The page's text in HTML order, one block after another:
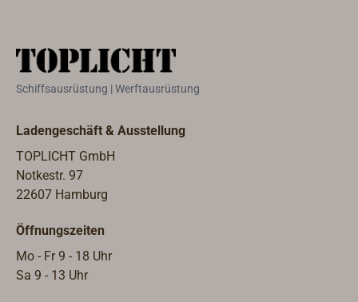
Schiffsausrüstung | Werftausrüstung
Ladengeschäft & Ausstellung
TOPLICHT GmbH
Notkestr. 97
22607 Hamburg
Öffnungszeiten
Mo - Fr 9 - 18 Uhr
Sa 9 - 13 Uhr